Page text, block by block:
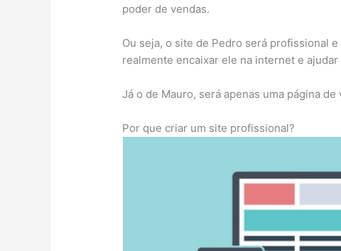
poder de vendas.
Ou seja, o site de Pedro será profissional
realmente encaixar ele na internet e
Já o de Mauro, será apenas uma página de
Por que criar um site profissional?